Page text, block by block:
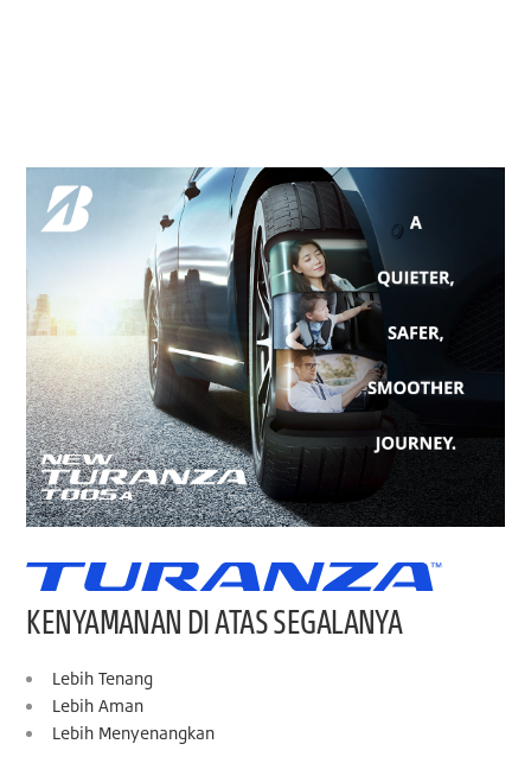
KENYAMANAN DI ATAS SEGALANYA
Lebih Tenang
Lebih Aman
Lebih Menyenangkan